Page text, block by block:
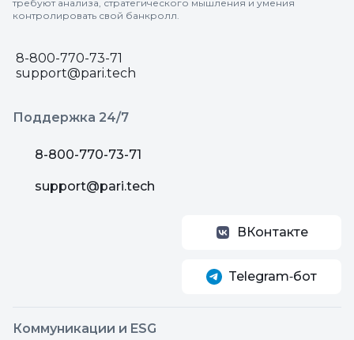
требуют анализа, стратегического мышления и умения
контролировать свой банкролл.
8-800-770-73-71
support@pari.tech
Поддержка 24/7
8-800-770-73-71
support@pari.tech
ВКонтакте
Telegram‑бот
Коммуникации и ESG